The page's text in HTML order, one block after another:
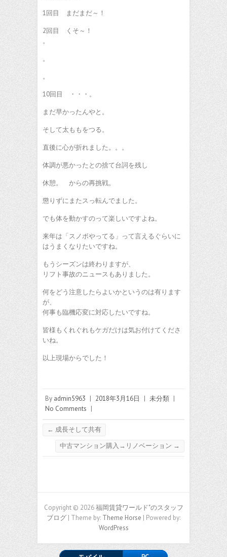
1回目 まだまだ～！
2回目 くそ～！
。
。
。
10回目 ・・・。
まだ早かったんやと。
そして太ももをつる。
直後に心が折れました。。。
体調が悪かったとの捨て台詞を残し
休憩。 からの再挑戦。
懲りずにまたスっ転んでました。
でも体を動かすのって楽しいですよね。
来年は「スノボやってる」って言えるぐらいに
はうまくなりたいですね。
もうシーズンは終わりますが、
リフト事故のニュースもありました。
何をどう注意したらよいかというのは有ります
が、
何事も臨機応変に対応したいですね。
皆様もくれぐれもケガだけは気お付けてくださ
いね。
以上現場からでした！
By admin5963 | 2018年3月16日 | 未分類 |
No Comments |
← 成長そして共有
中古マンション購入→リノベーション →
Copyright © 2026福岡賃貸ワールド"のスタッフ
ブログ | Theme by: Theme Horse | Powered by:
WordPress